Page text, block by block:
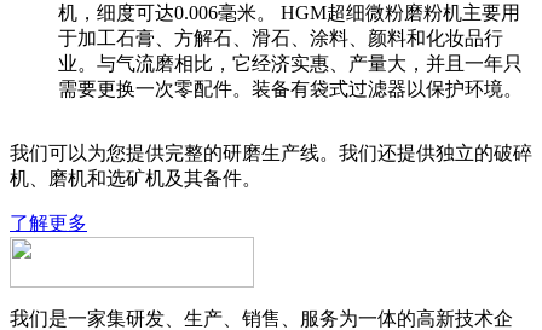
机，细度可达0.006毫米。 HGM超细微粉磨粉机主要用
于加工石膏、方解石、滑石、涂料、颜料和化妆品行
业。与气流磨相比，它经济实惠、产量大，并且一年只
需要更换一次零配件。装备有袋式过滤器以保护环境。
我们可以为您提供完整的研磨生产线。我们还提供独立的破碎
机、磨机和选矿机及其备件。
了解更多
我们是一家集研发、生产、销售、服务为一体的高新技术企